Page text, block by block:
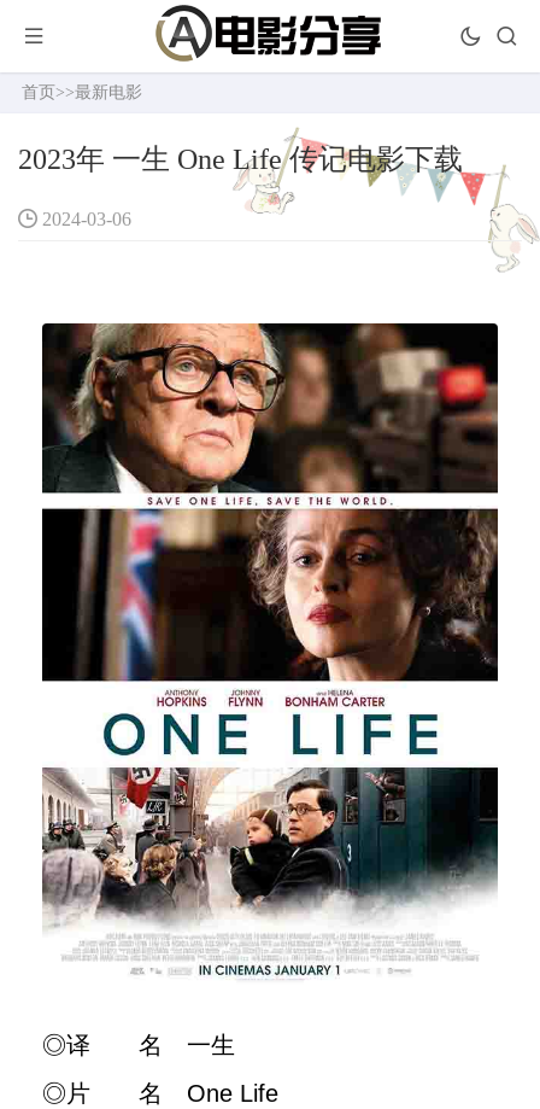
首页 >>最新电影
2023年 一生 One Life 传记电影下载
2024-03-06
◎译 名 一生
◎片 名 One Life